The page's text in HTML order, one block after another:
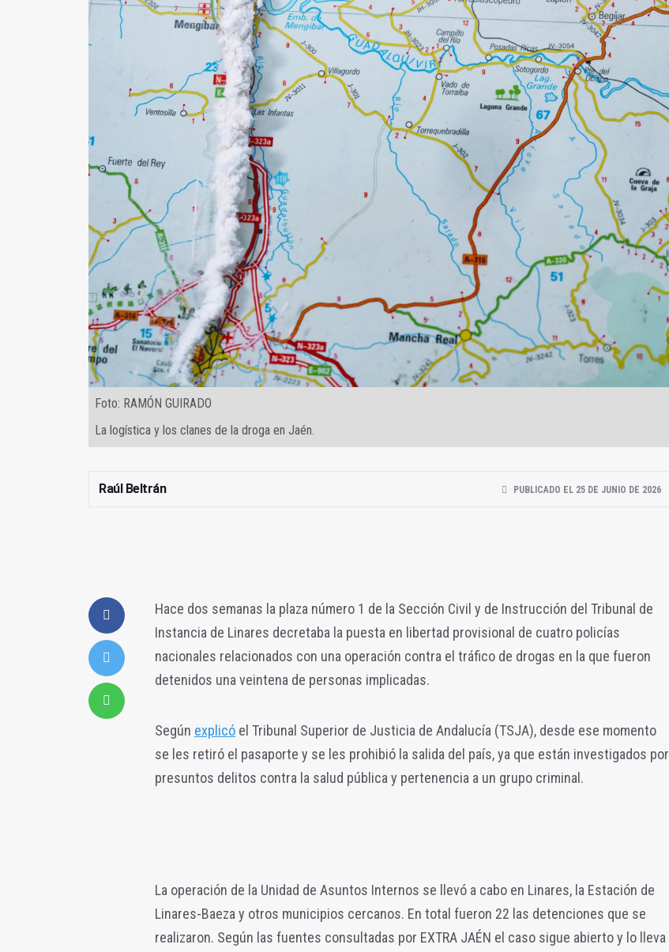
Foto: RAMÓN GUIRADO
La logística y los clanes de la droga en Jaén.
Raúl Beltrán PUBLICADO EL 25 DE JUNIO DE 2026
Hace dos semanas la plaza número 1 de la Sección Civil y de Instrucción del Tribunal de
Instancia de Linares decretaba la puesta en libertad provisional de cuatro policías
nacionales relacionados con una operación contra el tráfico de drogas en la que fueron
detenidos una veintena de personas implicadas.
Según explicó el Tribunal Superior de Justicia de Andalucía (TSJA), desde ese momento
se les retiró el pasaporte y se les prohibió la salida del país, ya que están investigados por
presuntos delitos contra la salud pública y pertenencia a un grupo criminal.
La operación de la Unidad de Asuntos Internos se llevó a cabo en Linares, la Estación de
Linares-Baeza y otros municipios cercanos. En total fueron 22 las detenciones que se
realizaron. Según las fuentes consultadas por EXTRA JAÉN el caso sigue abierto y lo lleva